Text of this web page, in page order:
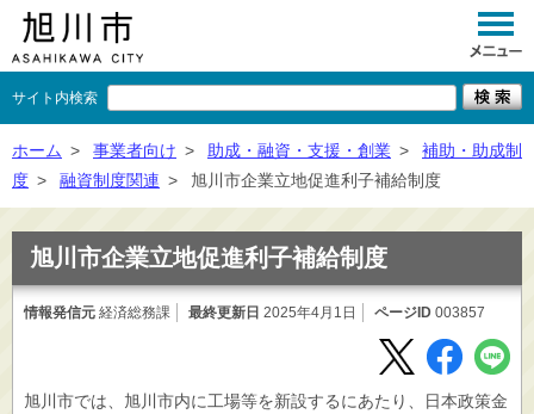
サイト内検索
くらし
観光
事業者向け
市政情報
ホーム > 事業者向け > 助成・融資・支援・創業 >
補助・助成制
度 > 融資制度関連 > 旭川市企業立地促進利子補給制度
旭川市企業立地促進利子補給制度
情報発信元 経済総務課 最終更新日 2025年4月1日 ページID 003857
旭川市では、旭川市内に工場等を新設するにあたり、日本政策金